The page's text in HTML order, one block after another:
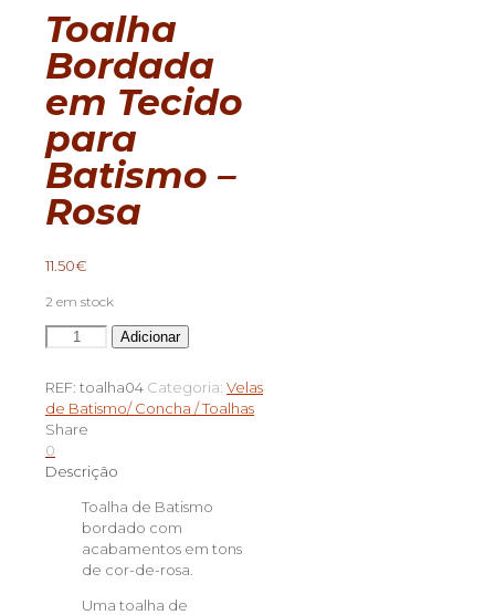
Toalha
Bordada
em Tecido
para
Batismo –
Rosa
11.50€
2 em stock
Quantidade
de
Bordada
em
Tecido
para
Batismo
Adicionar
REF: toalha04 Categoria: Velas
de Batismo/ Concha / Toalhas
Share
0
Descrição
Toalha de Batismo
bordado com
acabamentos em tons
de cor-de-rosa.
Uma toalha de